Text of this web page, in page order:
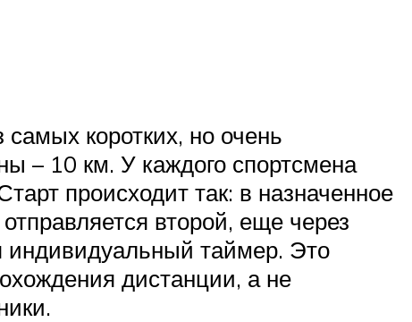
коротких, но очень
– 10 км. У каждого спортсмена
происходит так: в назначенное
второй, еще через
индивидуальный таймер. Это
дистанции, а не